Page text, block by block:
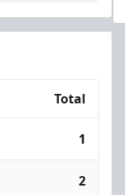
Total
1
2